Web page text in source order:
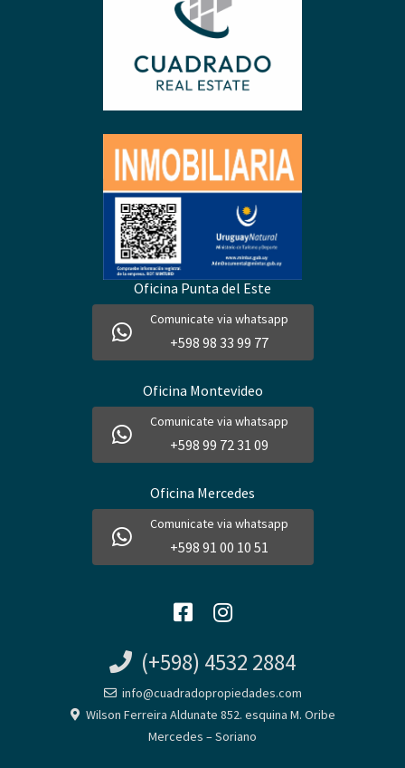
Oficina Punta del Este
Comunicate via whatsapp
+598 98 33 99 77
Oficina Montevideo
Comunicate via whatsapp
+598 99 72 31 09
Oficina Mercedes
Comunicate via whatsapp
+598 91 00 10 51
(+598) 4532 2884
info@cuadradopropiedades.com
Wilson Ferreira Aldunate 852. esquina M. Oribe
Mercedes – Soriano